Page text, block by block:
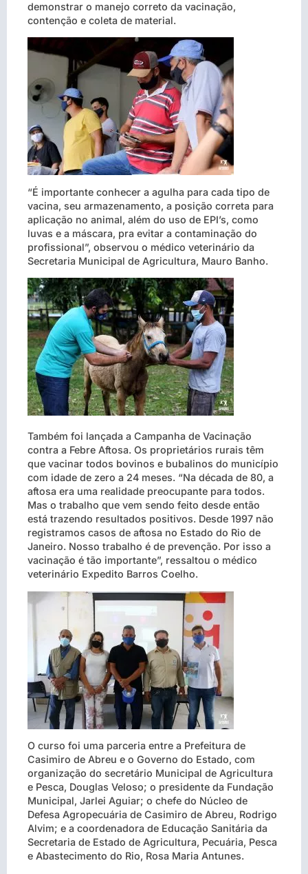
demonstrar o manejo correto da vacinação,
contenção e coleta de material.
“É importante conhecer a agulha para cada tipo de
vacina, seu armazenamento, a posição correta para
aplicação no animal, além do uso de EPI’s, como
luvas e a máscara, pra evitar a contaminação do
profissional”, observou o médico veterinário da
Secretaria Municipal de Agricultura, Mauro Banho.
Também foi lançada a Campanha de Vacinação
contra a Febre Aftosa. Os proprietários rurais têm
que vacinar todos bovinos e bubalinos do município
com idade de zero a 24 meses. “Na década de 80, a
aftosa era uma realidade preocupante para todos.
Mas o trabalho que vem sendo feito desde então
está trazendo resultados positivos. Desde 1997 não
registramos casos de aftosa no Estado do Rio de
Janeiro. Nosso trabalho é de prevenção. Por isso a
vacinação é tão importante”, ressaltou o médico
veterinário Expedito Barros Coelho.
O curso foi uma parceria entre a Prefeitura de
Casimiro de Abreu e o Governo do Estado, com
organização do secretário Municipal de Agricultura
e Pesca, Douglas Veloso; o presidente da Fundação
Municipal, Jarlei Aguiar; o chefe do Núcleo de
Defesa Agropecuária de Casimiro de Abreu, Rodrigo
Alvim; e a coordenadora de Educação Sanitária da
Secretaria de Estado de Agricultura, Pecuária, Pesca
e Abastecimento do Rio, Rosa Maria Antunes.